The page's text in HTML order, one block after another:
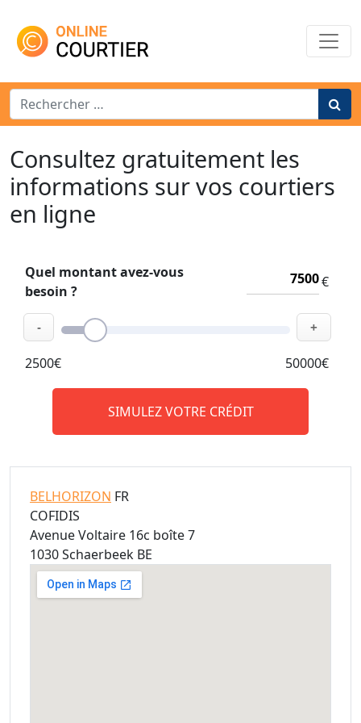
Main Navigation
Search for:
Consultez gratuitement les
informations sur vos courtiers
en ligne
Quel montant avez-vous
besoin ?
€
- +
2500€ 50000€
SIMULEZ VOTRE CRÉDIT
BELHORIZON FR
COFIDIS
Avenue Voltaire 16c boîte 7
1030 Schaerbeek BE